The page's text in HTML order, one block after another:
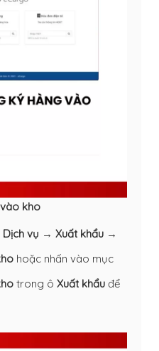
kho
Dịch vụ → Xuất khẩu →
hoặc nhấn vào mục
trong ô Xuất khẩu để